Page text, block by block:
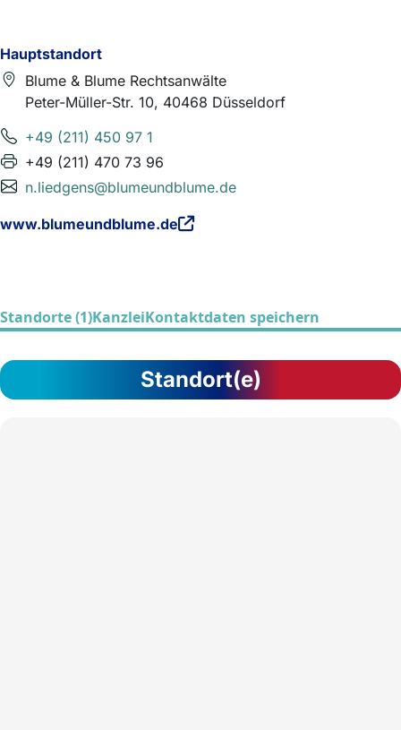
Hauptstandort
Blume & Blume Rechtsanwälte
Peter-Müller-Str. 10, 40468 Düsseldorf
+49 (211) 450 97 1
+49 (211) 470 73 96
n.liedgens@blumeundblume.de
www.blumeundblume.de
Standorte (1)KanzleiKontaktdaten speichern
Standort(e)